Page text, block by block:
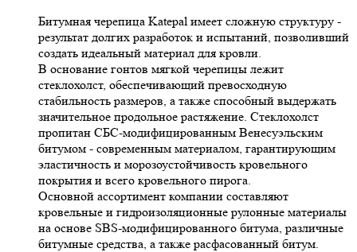
Битумная черепица Katepal имеет сложную структуру -
результат долгих разработок и испытаний, позволивший
создать идеальный материал для кровли.
В основание гонтов мягкой черепицы лежит
стеклохолст, обеспечивающий превосходную
стабильность размеров, а также способный выдержать
значительное продольное растяжение. Стеклохолст
пропитан СБС-модифицированным Венесуэльским
битумом - современным материалом, гарантирующим
эластичность и морозоустойчивость кровельного
покрытия и всего кровельного пирога.
Основной ассортимент компании составляют
кровельные и гидроизоляционные рулонные материалы
на основе SBS-модифицированного битума, различные
битумные средства, а также расфасованный битум.